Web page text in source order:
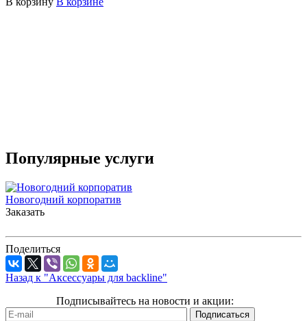
Популярные услуги
Новогодний корпоратив
Заказать
Поделиться
Назад к "Аксессуары для backline"
Подписывайтесь на новости и акции: